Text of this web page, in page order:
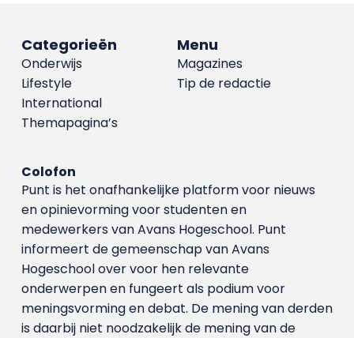
Menu
Magazines
Tip de redactie
Categorieën
Onderwijs
Lifestyle
International
Themapagina’s
Colofon
Punt is het onafhankelijke platform voor nieuws
en opinievorming voor studenten en
medewerkers van Avans Hoge­school. Punt
informeert de gemeenschap van Avans
Hogeschool over voor hen relevante
onderwerpen en fungeert als podium voor
meningsvorming en debat. De mening van derden
is daarbij niet noodzakelijk de mening van de